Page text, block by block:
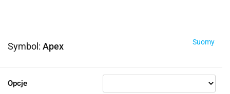
Symbol: Apex Suomy
Opcje